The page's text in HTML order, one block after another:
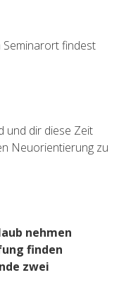
findest
und dir diese Zeit
Neuorientierung zu
nehmen
finden
zwei